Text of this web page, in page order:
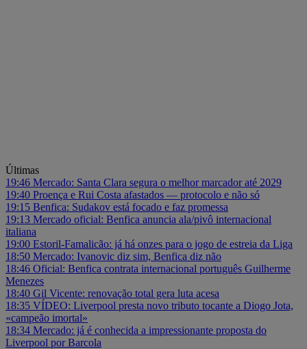
Últimas
19:46 Mercado: Santa Clara segura o melhor marcador até 2029
19:40 Proença e Rui Costa afastados — protocolo e não só
19:15 Benfica: Sudakov está focado e faz promessa
19:13 Mercado oficial: Benfica anuncia ala/pivô internacional
italiana
19:00 Estoril-Famalicão: já há onzes para o jogo de estreia da Liga
18:50 Mercado: Ivanovic diz sim, Benfica diz não
18:46 Oficial: Benfica contrata internacional português Guilherme
Menezes
18:40 Gil Vicente: renovação total gera luta acesa
18:35 VÍDEO: Liverpool presta novo tributo tocante a Diogo Jota,
«campeão imortal»
18:34 Mercado: já é conhecida a impressionante proposta do
Liverpool por Barcola